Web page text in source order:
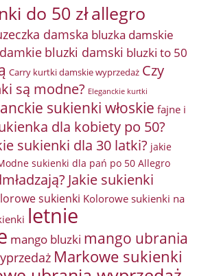
do 50 złallegro
damska bluzka damskie
bluzki damski bluzki to 50
Carry kurtki damskie wyprzedaż Czy
są modne? Eleganckie kurtki
sukienki włoskie fajne i
dla kobiety po 50?
sukienki dla 30 latki? jakie
sukienki dla pań po 50 Allegro
Jakie sukienki
sukienki Kolorowe sukienki na
letnie
mango bluzki mango ubrania
Markowe sukienki